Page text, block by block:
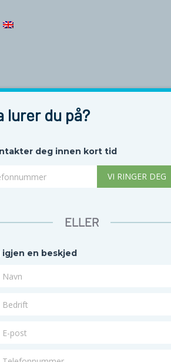
lurer du på?
deg innen kort tid
ELLER
igjen en beskjed